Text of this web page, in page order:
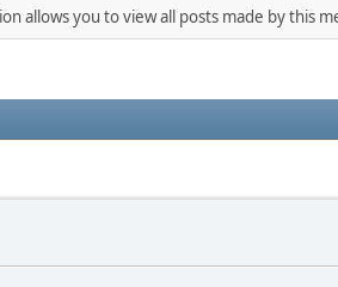
allows you to view all posts made by this